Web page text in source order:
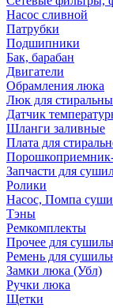
Насос сливной
Патрубки
Подшипники
Бак, барабан
Двигатели
Обрамления люка
Люк для
Датчик
Шланги заливные
Плата для
Порошкоприемник-
Запчасти для
Ролики
Насос, Помпа
Тэны
Ремкомплекты
Прочее для
Ремень для
Замки люка (Убл)
Ручки люка
Щетки